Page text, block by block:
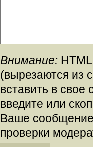
Внимание:
(вырезаются из
вставить в
введите или
Ваше
проверки